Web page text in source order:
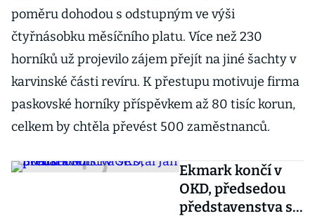
poměru dohodou s odstupným ve výši
čtyřnásobku měsíčního platu. Více než 230
horníků už projevilo zájem přejít na jiné šachty v
karvinské části revíru. K přestupu motivuje firma
paskovské horníky příspěvkem až 80 tisíc korun,
celkem by chtěla převést 500 zaměstnanců.
Ekmark končí v
OKD, předsedou
představenstva se